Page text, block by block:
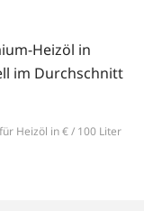
Heizöl in
im Durchschnitt
Heizöl in € / 100 Liter